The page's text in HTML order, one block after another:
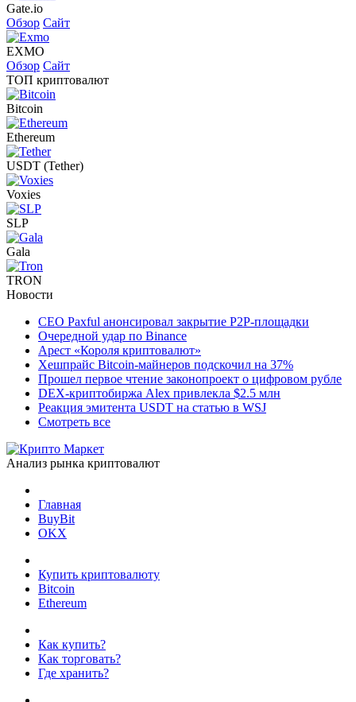
Gate.io
Обзор Сайт
EXMO
Обзор Сайт
ТОП криптовалют
Bitcoin
Ethereum
USDT (Tether)
Voxies
SLP
Gala
TRON
Новости
CEO Paxful анонсировал закрытие P2P-площадки
Очередной удар по Binance
Арест «Короля криптовалют»
Хешпрайс Bitcoin-майнеров подскочил на 37%
Прошел первое чтение законопроект о цифровом рубле
DEX-криптобиржа Alex привлекла $2.5 млн
Реакция эмитента USDT на статью в WSJ
Смотреть все
Анализ рынка криптовалют
Главная
BuyBit
OKX
Купить криптовалюту
Bitcoin
Ethereum
Как купить?
Как торговать?
Где хранить?